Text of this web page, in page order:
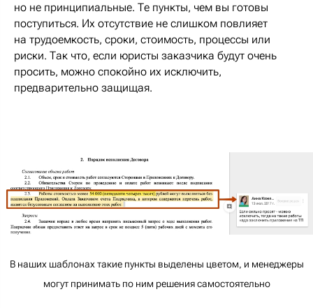
но не принципиальные. Те пункты, чем вы готовы
поступиться. Их отсутствие не слишком повлияет
на трудоемкость, сроки, стоимость, процессы или
риски. Так что, если юристы заказчика будут очень
просить, можно спокойно их исключить,
предварительно защищая.
В наших шаблонах такие пункты выделены цветом, и менеджеры
могут принимать по ним решения самостоятельно